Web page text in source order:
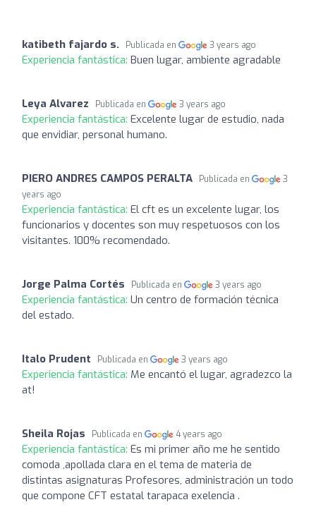
katibeth fajardo s. Publicada en 3 years ago
Experiencia fantástica: Buen lugar, ambiente agradable
Leya Alvarez Publicada en 3 years ago
Experiencia fantástica: Excelente lugar de estudio, nada
que envidiar, personal humano.
PIERO ANDRES CAMPOS PERALTA Publicada en
3
years ago
Experiencia fantástica: El cft es un excelente lugar, los
funcionarios y docentes son muy respetuosos con los
visitantes. 100% recomendado.
Jorge Palma Cortés Publicada en 3 years ago
Experiencia fantástica: Un centro de formación técnica
del estado.
Italo Prudent Publicada en 3 years ago
Experiencia fantástica: Me encantó el lugar, agradezco la
at!
Sheila Rojas Publicada en 4 years ago
Experiencia fantástica: Es mi primer año me he sentido
comoda ,apollada clara en el tema de materia de
distintas asignaturas Profesores, administración un todo
que compone CFT estatal tarapaca exelencia .